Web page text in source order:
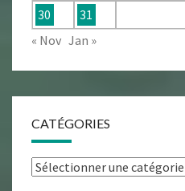
30
31
« Nov Jan »
CATÉGORIES
Catégories